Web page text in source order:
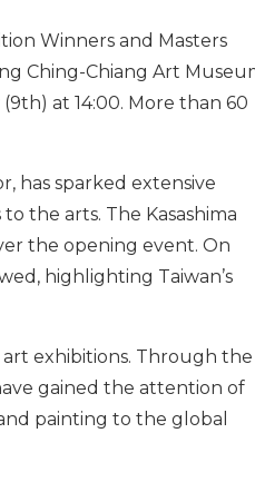
Winners and Masters
Ching-Chiang Art
at 14:00. More than 60
has sparked extensive
the arts. The Kasashima
the opening event. On
highlighting Taiwan’s
art exhibitions. Through the
gained the attention of
painting to the global